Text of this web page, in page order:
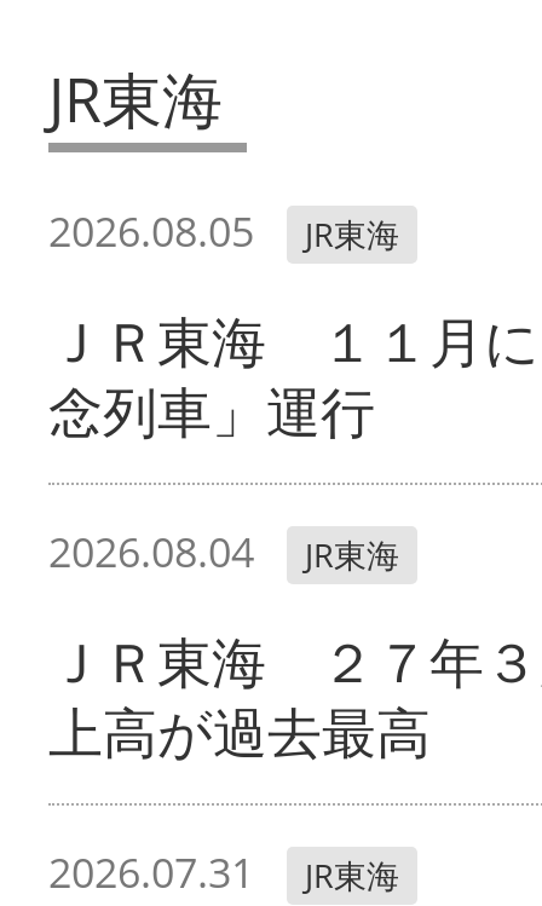
JR東海
2026.08.05 JR東海
ＪＲ東海 １１月
念列車」運行
2026.08.04 JR東海
ＪＲ東海 ２７年
上高が過去最高
2026.07.31 JR東海